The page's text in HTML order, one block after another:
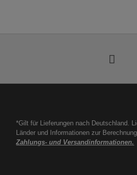
*Gilt für Lieferungen nach Deutschland.
Länder und Informationen zur
Zahlungs- und Versandinformationen.